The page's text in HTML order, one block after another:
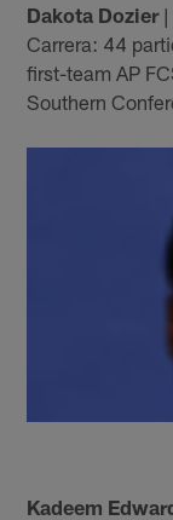
Dakota Dozier|
Carrera: 44
first-team AP
Southern
Kadeem